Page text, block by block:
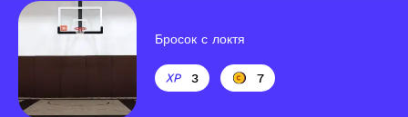
Бросок с локтя
3 7